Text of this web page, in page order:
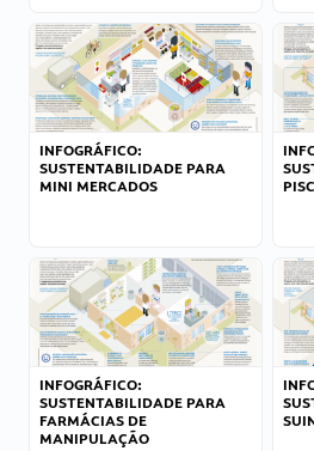
INFOGRÁFICO:
SUSTENTABILIDADE PARA
MINI MERCADOS
INFOGRÁFICO:
SUSTENTABILIDADE PARA
FARMÁCIAS DE
MANIPULAÇÃO